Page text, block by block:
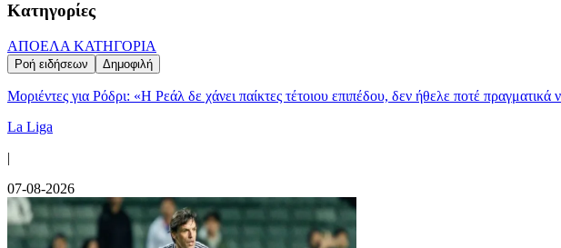
Κατηγορίες
ΑΠΟΕΛΑ ΚΑΤΗΓΟΡΙΑ
Ροή ειδήσεων Δημοφιλή
Μοριέντες για Ρόδρι: «Η Ρεάλ δε χάνει παίκτες τέτοιου επιπέδου, δεν ήθελε ποτέ πραγματικά
La Liga
|
07-08-2026